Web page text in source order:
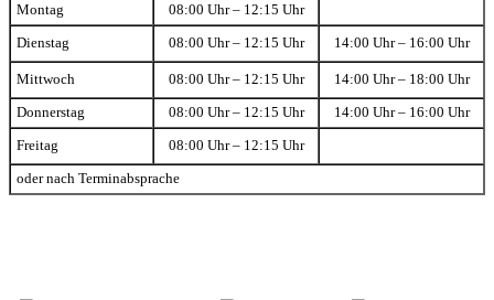
Montag 08:00 Uhr – 12:15 Uhr
Dienstag 08:00 Uhr – 12:15 Uhr 14:00 Uhr – 16:00 Uhr
Mittwoch 08:00 Uhr – 12:15 Uhr 14:00 Uhr – 18:00 Uhr
Donnerstag 08:00 Uhr – 12:15 Uhr 14:00 Uhr – 16:00 Uhr
Freitag 08:00 Uhr – 12:15 Uhr
oder nach Terminabsprache